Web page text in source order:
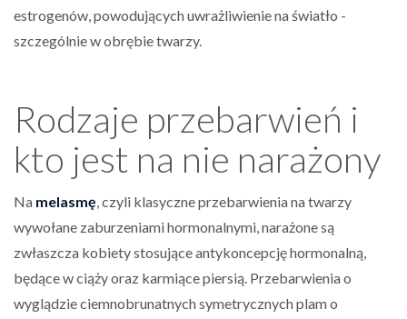
estrogenów, powodujących uwrażliwienie na światło -
szczególnie w obrębie twarzy.
Rodzaje przebarwień i
kto jest na nie narażony
Na melasmę, czyli klasyczne przebarwienia na twarzy
wywołane zaburzeniami hormonalnymi, narażone są
zwłaszcza kobiety stosujące antykoncepcję hormonalną,
będące w ciąży oraz karmiące piersią. Przebarwienia o
wyglądzie ciemnobrunatnych symetrycznych plam o